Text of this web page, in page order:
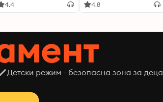
4.4 4.8
Детски режим - безопасна зона за деца